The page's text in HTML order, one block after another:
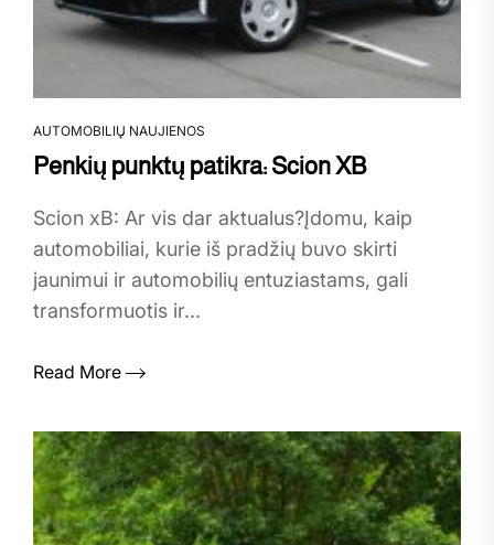
AUTOMOBILIŲ NAUJIENOS
Penkių punktų patikra: Scion XB
Scion xB: Ar vis dar aktualus?Įdomu, kaip
automobiliai, kurie iš pradžių buvo skirti
jaunimui ir automobilių entuziastams, gali
transformuotis ir...
Read More